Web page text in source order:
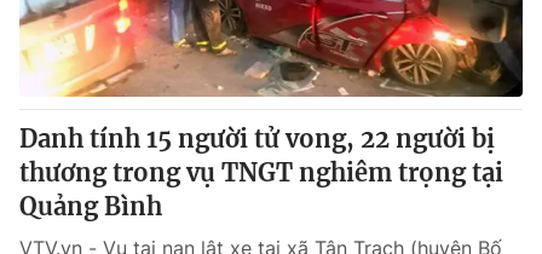
Danh tính 15 người tử vong, 22 người bị
thương trong vụ TNGT nghiêm trọng tại
Quảng Bình
VTV.vn - Vụ tai nạn lật xe tại xã Tân Trạch (huyện Bố